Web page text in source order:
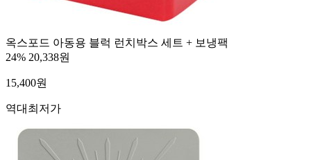
옥스포드 아동용 블럭 런치박스 세트 + 보냉팩
24% 20,338원
15,400원
역대최저가